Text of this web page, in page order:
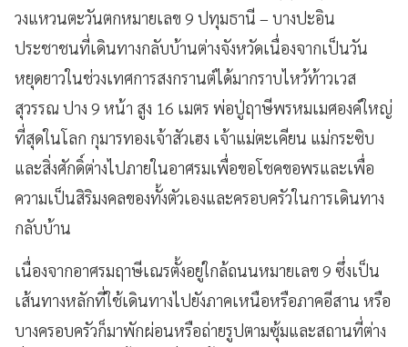
วงแหวนตะวันตกหมายเลข 9 ปทุมธานี – บางปะอิน
ประชาชนที่เดินทางกลับบ้านต่างจังหวัดเนื่องจากเป็นวัน
หยุดยาวในช่วงเทศการสงกรานต์ได้มากราบไหว้ท้าวเวส
สุวรรณ ปาง 9 หน้า สูง 16 เมตร พ่อปู่ฤาษีพรหมเมศองค์ใหญ่
ที่สุดในโลก กุมารทองเจ้าสัวเฮง เจ้าแม่ตะเคียน แม่กระซิบ
และสิ่งศักดิ์ต่างไปภายในอาศรมเพื่อขอโชคขอพรและเพื่อ
ความเป็นสิริมงคลของทั้งตัวเองและครอบครัวในการเดินทาง
กลับบ้าน
เนื่องจากอาศรมฤาษีเณรตั้งอยู่ใกล้ถนนหมายเลข 9 ซึ่งเป็น
เส้นทางหลักที่ใช้เดินทางไปยังภาคเหนือหรือภาคอีสาน หรือ
บางครอบครัวก็มาพักผ่อนหรือถ่ายรูปตามซุ้มและสถานที่ต่าง